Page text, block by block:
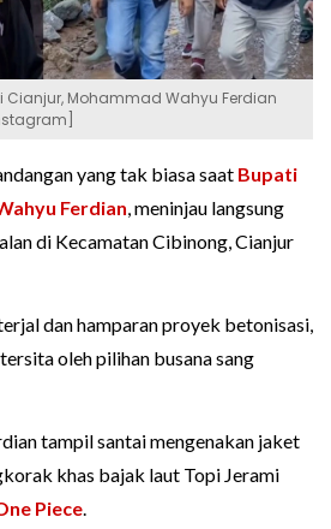
Mohammad Wahyu Ferdian
yang tak biasa saat Bupati
Ferdian, meninjau langsung
di Kecamatan Cibinong, Cianjur
dan hamparan proyek betonisasi,
oleh pilihan busana sang
tampil santai mengenakan jaket
khas bajak laut Topi Jerami
Piece.